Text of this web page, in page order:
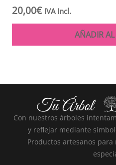
20,00€ IVA Incl.
AÑADIR
Con nuestros árboles
y reflejar mediante
Productos artesanos